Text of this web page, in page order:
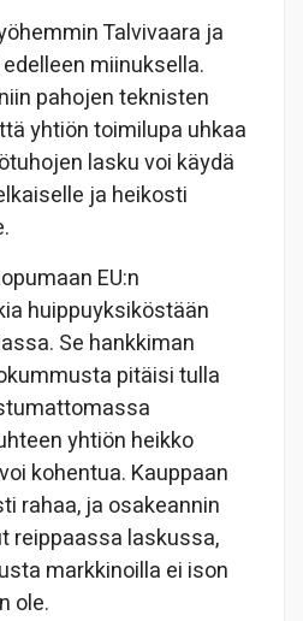
Talvivaara ja
miinuksella.
pahojen teknisten
yhtiön toimilupa uhkaa
lasku voi käydä
ja heikosti
EU:n
huippuyksiköstään
Se hankkiman
pitäisi tulla
yhtiön heikko
kohentua. Kauppaan
rahaa, ja osakeannin
reippaassa laskussa,
markkinoilla ei ison
ole.